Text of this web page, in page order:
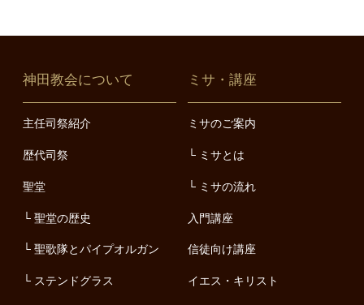
神田教会について
主任司祭紹介
歴代司祭
聖堂
聖堂の歴史
聖歌隊とパイプオルガン
ステンドグラス
ミサ・講座
ミサのご案内
ミサとは
ミサの流れ
入門講座
信徒向け講座
イエス・キリスト